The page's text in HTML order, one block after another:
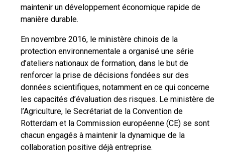
maintenir un développement économique rapide de
manière durable.
En novembre 2016, le ministère chinois de la
protection environnementale a organisé une série
d’ateliers nationaux de formation, dans le but de
renforcer la prise de décisions fondées sur des
données scientifiques, notamment en ce qui concerne
les capacités d’évaluation des risques. Le ministère de
l’Agriculture, le Secrétariat de la Convention de
Rotterdam et la Commission européenne (CE) se sont
chacun engagés à maintenir la dynamique de la
collaboration positive déjà entreprise.